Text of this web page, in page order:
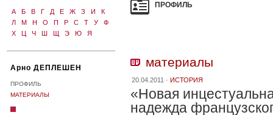
А Б В Г Д Е Ж З И
К
Л
М Н О П Р С Т У
Ф
Х
Ц Ч Ш Щ Э Ю Я
Арно ДЕПЛЕШЕН
ПРОФИЛЬ
МАТЕРИАЛЫ
ПРОФИЛЬ
материалы
20.04.2011 · ИСТОРИЯ
«Новая
надежда